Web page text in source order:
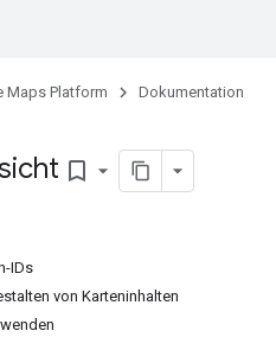
Maps Platform
Dokumentation
bookmark_border
IDs
von Karteninhalten